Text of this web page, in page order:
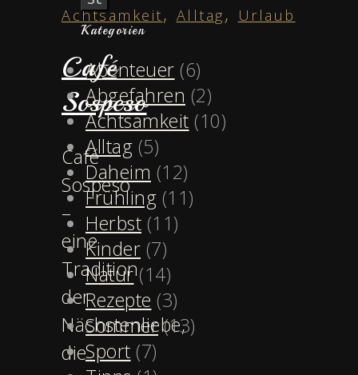
Achtsamkeit, Alltag, Urlaub
Café
Sospeso
Café
Sospeso
–
eine
Tradition
der
Nächstenliebe,
die
Kategorien
Abenteuer (6)
Abgefahren (2)
Achtsamkeit (10)
Alltag (5)
Daheim (12)
Frühling (11)
Herbst (11)
Kinder (7)
Natur(14)
Rezepte (3)
Sommer(13)
Sport (7)